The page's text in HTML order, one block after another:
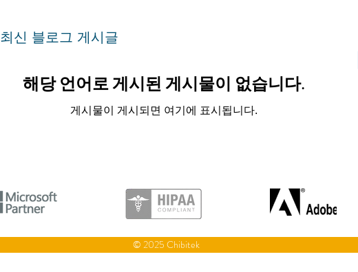
최신 블로그 게시글
해당 언어로 게시된 게시물이 없습니다.
게시물이 게시되면 여기에 표시됩니다.
© 2025 Chibitek